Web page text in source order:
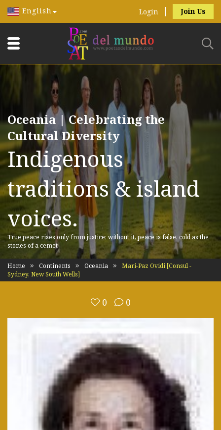
English Login Join Us
Oceania | Celebrating the
Cultural Diversity
Indigenous
traditions & island
voices.
True peace rises only from justice; without it, peace is false, cold as the
stones of a cemet
Home Continents Oceania
Mari-Paz Ovidi [Consul -
Sydney, New South Wells]
0 0